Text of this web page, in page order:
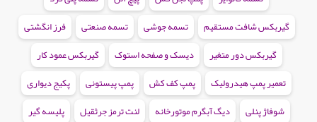
گیربکس شافت مستقیم
تسمه جوشی تسمه صنعتی
فرز انگشتی
گیربکس دور متغیر
دیسک و صفحه استوک
گیربکس عمود کار
تعمیر پمپ هیدرولیک
پمپ کف کش پمپ پیستونی
پکیج دیواری
شوفاژ پنلی
دیگ آبگرم موتورخانه لنت ترمز جرثقیل
پلیسه گیر